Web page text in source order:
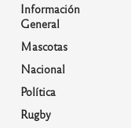
Información
General
Mascotas
Nacional
Política
Rugby